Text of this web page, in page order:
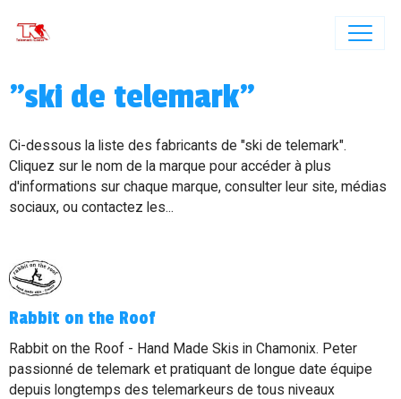
"ski de telemark"
Ci-dessous la liste des fabricants de "ski de telemark".
Cliquez sur le nom de la marque pour accéder à plus
d'informations sur chaque marque, consulter leur site, médias
sociaux, ou contactez les...
Rabbit on the Roof
Rabbit on the Roof - Hand Made Skis in Chamonix. Peter
passionné de telemark et pratiquant de longue date équipe
depuis longtemps des telemarkeurs de tous niveaux